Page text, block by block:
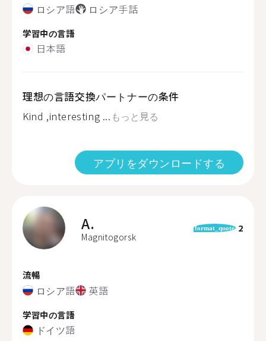
ロシア語 ロシア手話
学習中の言語
日本語
理想の言語交換パートナーの条件
Kind ,interesting ... もっと見る
アプリをダウンロードする
A.
Magnitogorsk
format_quote 2
流暢
ロシア語 英語
学習中の言語
ドイツ語